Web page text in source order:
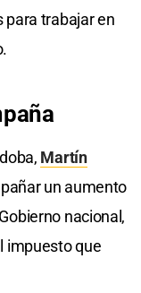
para trabajar en
Martín
un aumento
nacional,
impuesto que